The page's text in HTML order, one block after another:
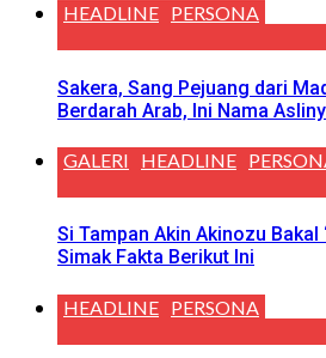
HEADLINE PERSONA
Sakera, Sang Pejuang dari
Berdarah Arab, Ini Nama
GALERI HEADLINE
Si Tampan Akin Akinozu Bakal
Simak Fakta Berikut Ini
HEADLINE PERSONA